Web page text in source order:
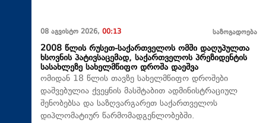
08 აგვისტო 2026, 00:13 საზოგადოება
2008 წლის რუსეთ-საქართველოს ომში დაღუპულთა
ხსოვნის პატივსაცემად, საქართველოს პრეზიდენტის
სასახლეზე სახელმწიფო დროშა დაეშვა
ომიდან 18 წლის თავზე სახელმწიფო დროშები
დაშვებულია ქვეყნის მასშტაბით ადმინისტრაციულ
შენობებსა და საზღვარგარეთ საქართველოს
დიპლომატიურ წარმომადგენლობებში.